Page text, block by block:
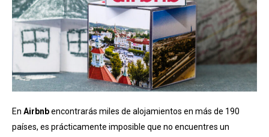
En Airbnbencontrarás miles de alojamientos en más de 190
países, es prácticamente imposible que no encuentres un